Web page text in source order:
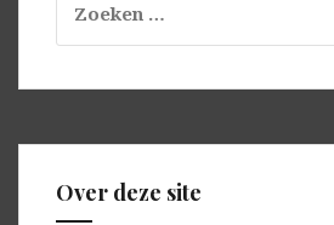
naar:
Over deze site